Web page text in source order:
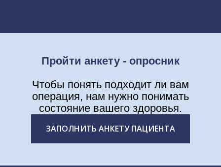
Пройти анкету - опросник
Чтобы понять подходит ли вам
операция, нам нужно понимать
состояние вашего здоровья.
ЗАПОЛНИТЬ АНКЕТУ ПАЦИЕНТА